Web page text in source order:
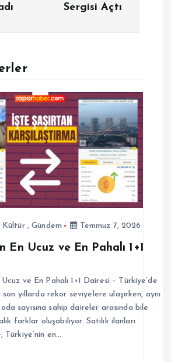
Sergisi Açtı
Kültür,Gündem Temmuz 7, 2026
En Ucuz ve En Pahalı 1+1
ve En Pahalı 1+1 Dairesi – Türkiye’de
yıllarda rekor seviyelere ulaşırken, aynı
sayısına sahip daireler arasında bile
farklar oluşabiliyor. Satılık ilanları
Türkiye’nin en…